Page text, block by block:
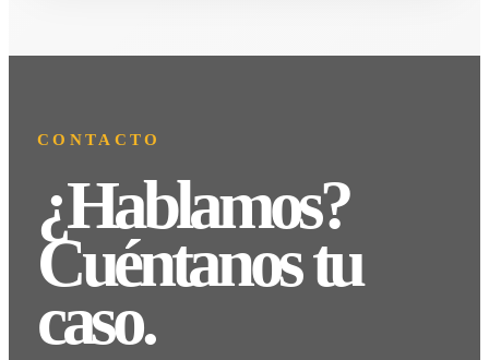
CONTACTO
¿Hablamos?
Cuéntanos tu
caso.